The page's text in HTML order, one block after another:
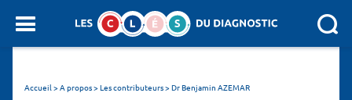
SEARCH :
Accueil>A propos > Les contributeurs>Dr Benjamin AZEMAR